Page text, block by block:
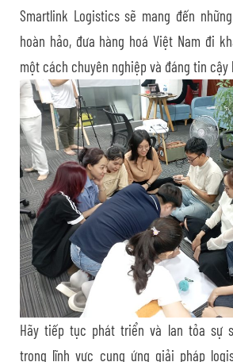
Smartlink Logistics sẽ mang đến
hoàn hảo, đưa hàng hoá Việt Nam đi
một cách chuyên nghiệp và đáng tin cậy
Hãy tiếp tục phát triển và lan tỏa sự
trong lĩnh vực cung ứng giải pháp